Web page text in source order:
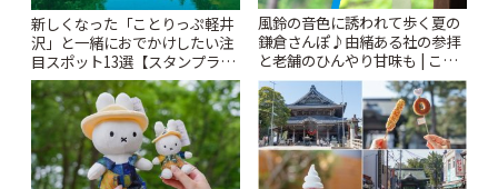
新しくなった「ことりっぷ軽井
沢」と一緒におでかけしたい注
目スポット13選【スタンプラリ
ー開催中】 | ことりっぷ
風鈴の音色に誘われて歩く夏の
鎌倉さんぽ♪由緒ある社の参拝
と老舗のひんやり甘味も | こと
りっぷ